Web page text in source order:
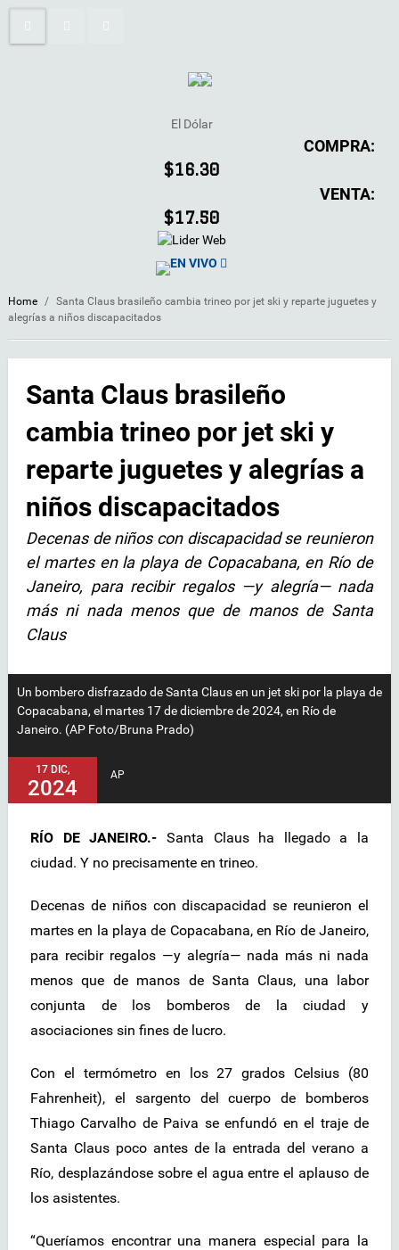
El Dólar
COMPRA:
$16.30
VENTA:
$17.50
EN VIVO
Home / Santa Claus brasileño cambia trineo por jet ski y reparte juguetes y
alegrías a niños discapacitados
Santa Claus brasileño
cambia trineo por jet ski y
reparte juguetes y alegrías a
niños discapacitados
Decenas de niños con discapacidad se reunieron
el martes en la playa de Copacabana, en Río de
Janeiro, para recibir regalos —y alegría— nada
más ni nada menos que de manos de Santa
Claus
Un bombero disfrazado de Santa Claus en un jet ski por la playa de
Copacabana, el martes 17 de diciembre de 2024, en Río de
Janeiro. (AP Foto/Bruna Prado)
17 DIC,
2024
AP
RÍO DE JANEIRO.- Santa Claus ha llegado a la
ciudad. Y no precisamente en trineo.
Decenas de niños con discapacidad se reunieron el
martes en la playa de Copacabana, en Río de Janeiro,
para recibir regalos —y alegría— nada más ni nada
menos que de manos de Santa Claus, una labor
conjunta de los bomberos de la ciudad y
asociaciones sin fines de lucro.
Con el termómetro en los 27 grados Celsius (80
Fahrenheit), el sargento del cuerpo de bomberos
Thiago Carvalho de Paiva se enfundó en el traje de
Santa Claus poco antes de la entrada del verano a
Río, desplazándose sobre el agua entre el aplauso de
los asistentes.
“Queríamos encontrar una manera especial para la